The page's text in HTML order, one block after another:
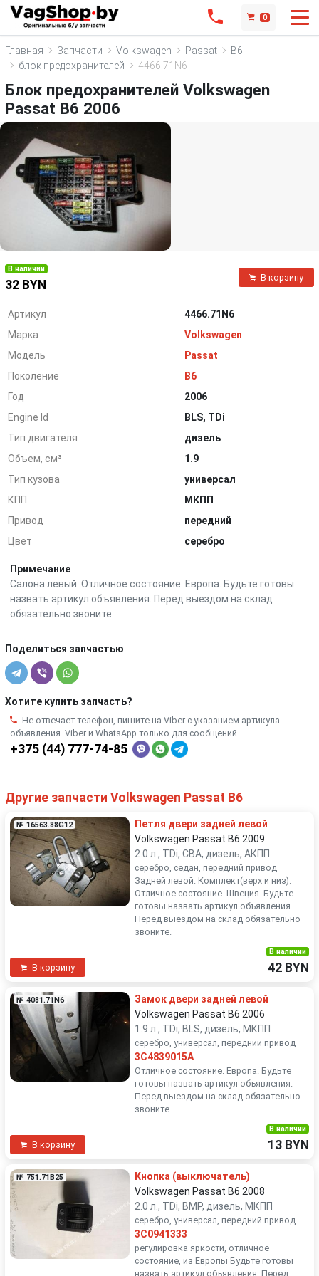
0
Главная Запчасти Volkswagen Passat
B6
блок предохранителей
4466.71N6
Блок предохранителей Volkswagen
Passat B6 2006
В наличии
32 BYN
В корзину
Артикул
4466.71N6
Марка
Volkswagen
Модель
Passat
Поколение
B6
Год
2006
Engine Id
BLS, TDi
Тип двигателя
дизель
Объем, см³
1.9
Тип кузова
универсал
КПП
МКПП
Привод
передний
Цвет
серебро
Примечание
Салона левый. Отличное состояние. Европа. Будьте готовы
назвать артикул объявления. Перед выездом на склад
обязательно звоните.
Поделиться запчастью
Хотите купить запчасть?
Не отвечает телефон, пишите на Viber с указанием артикула
объявления. Viber и WhatsApp только для сообщений.
+375 (44) 777-74-85
Другие запчасти Volkswagen Passat B6
№ 16563.88G12
Петля двери задней левой
Volkswagen Passat B6 2009
2.0 л., TDi, CBA, дизель, АКПП
серебро, седан, передний привод
Задней левой. Комплект(верх и низ).
Отличное состояние. Швеция. Будьте
готовы назвать артикул объявления.
Перед выездом на склад обязательно
звоните.
В корзину
В наличии
42 BYN
№ 4081.71N6
Замок двери задней левой
Volkswagen Passat B6 2006
1.9 л., TDi, BLS, дизель, МКПП
серебро, универсал, передний привод
3C4839015A
Отличное состояние. Европа. Будьте
готовы назвать артикул объявления.
Перед выездом на склад обязательно
звоните.
В корзину
В наличии
13 BYN
№ 751.71B25
Кнопка (выключатель)
Volkswagen Passat B6 2008
2.0 л., TDi, BMP, дизель, МКПП
серебро, универсал, передний привод
3C0941333
регулировка яркости, отличное
состояние, из Европы Будьте готовы
назвать артикул объявления. Перед